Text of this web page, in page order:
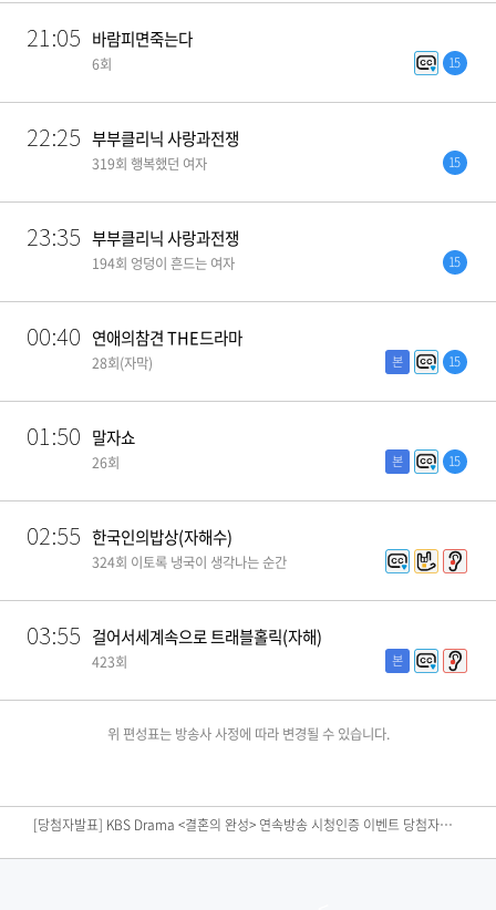
21:05 바람피면죽는다
6회 15
22:25 부부클리닉 사랑과전쟁
319회 행복했던 여자 15
23:35 부부클리닉 사랑과전쟁
194회 엉덩이 흔드는 여자 15
00:40 연애의참견 THE드라마
28회(자막) 본 15
01:50 말자쇼
26회 본 15
02:55 한국인의밥상(자해수)
324회 이토록 냉국이 생각나는 순간
03:55 걸어서세계속으로 트래블홀릭(자해)
423회 본
위 편성표는 방송사 사정에 따라 변경될 수 있습니다.